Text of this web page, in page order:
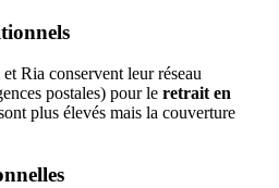
Ria conservent leur réseau
postales) pour le retrait en
plus élevés mais la couverture